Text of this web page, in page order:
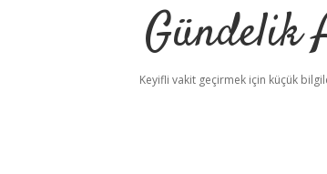
Gündelik
Keyifli vakit geçirmek için küçük